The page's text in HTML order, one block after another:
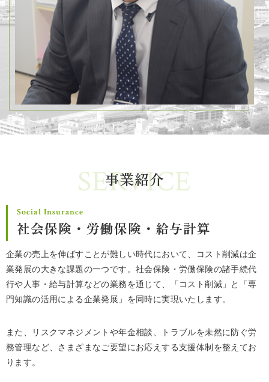
SERVICE
事業紹介
Social Insurance
社会保険・労働保険・給与計算
企業の売上を伸ばすことが難しい時代において、コスト削減は企
業発展の大きな課題の一つです。社会保険・労働保険の諸手続代
行や人事・給与計算などの業務を通じて、「コスト削減」と「専
門知識の活用による企業発展」を同時に実現いたします。
また、リスクマネジメントや年金相談、トラブルを未然に防ぐ労
務管理など、さまざまなご要望にお応えする支援体制を整えてお
ります。